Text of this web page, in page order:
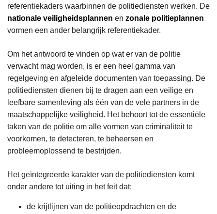
referentiekaders waarbinnen de politiediensten werken. De
nationale veiligheidsplannen en zonale politieplannen
vormen een ander belangrijk referentiekader.
Om het antwoord te vinden op wat er van de politie
verwacht mag worden, is er een heel gamma van
regelgeving en afgeleide documenten van toepassing. De
politiediensten dienen bij te dragen aan een veilige en
leefbare samenleving als één van de vele partners in de
maatschappelijke veiligheid. Het behoort tot de essentiële
taken van de politie om alle vormen van criminaliteit te
voorkomen, te detecteren, te beheersen en
probleemoplossend te bestrijden.
Het geïntegreerde karakter van de politiediensten komt
onder andere tot uiting in het feit dat:
de krijtlijnen van de politieopdrachten en de